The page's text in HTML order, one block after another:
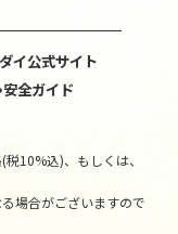
イ公式サイト
全ガイド
10%込)、もしくは、
場合がございますので